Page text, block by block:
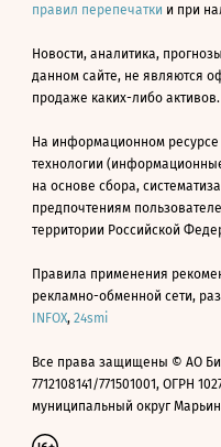
правил перепечатки и при
Новости, аналитика,
данном сайте, не являются
продаже каких-либо активов.
На информационном
технологии
на основе сбора,
предпочтениям
территории Российской
Правила применения
рекламно-обменной сети,
INFOX, 24smi
Все права защищены © АО
7712108141/771501001, ОГРН
муниципальный округ